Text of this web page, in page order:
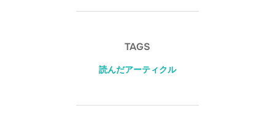
TAGS
読んだアーティクル